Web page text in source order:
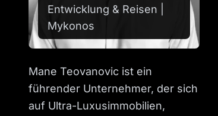
Entwicklung & Reisen |
Mykonos
Mane Teovanovic ist ein
führender Unternehmer, der sich
auf Ultra-Luxusimmobilien,